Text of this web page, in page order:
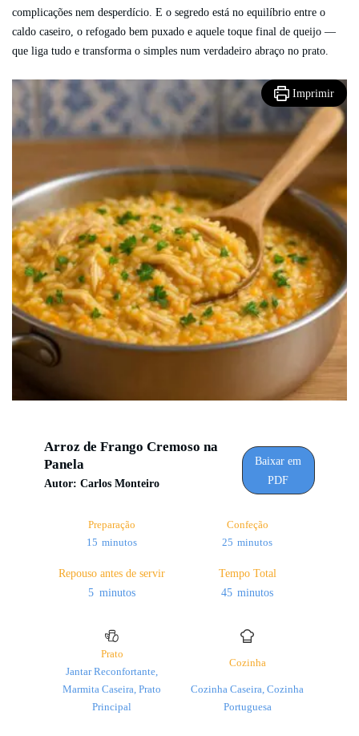
complicações nem desperdício. E o segredo está no equilíbrio entre o
caldo caseiro, o refogado bem puxado e aquele toque final de queijo —
que liga tudo e transforma o simples num verdadeiro abraço no prato.
Arroz de Frango Cremoso na
Panela
Autor: Carlos Monteiro
Baixar em
PDF
Preparação
15minutos
minutos
Confeção
25minutos
minutos
Repouso antes de servir
5minutos
minutos
Tempo Total
45minutos
minutos
Prato
Jantar Reconfortante,
Marmita Caseira, Prato
Principal
Cozinha
Cozinha Caseira, Cozinha
Portuguesa
Imprimir